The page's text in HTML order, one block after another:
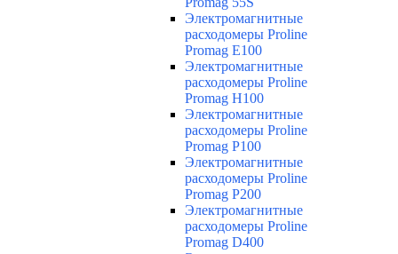
Электромагнитные
расходомеры Proline
Promag E100
Электромагнитные
расходомеры Proline
Promag H100
Электромагнитные
расходомеры Proline
Promag P100
Электромагнитные
расходомеры Proline
Promag P200
Электромагнитные
расходомеры Proline
Promag D400